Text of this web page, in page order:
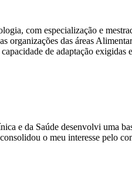
com especialização e
organizações das áreas
de adaptação
e da Saúde desenvolvi uma
o meu interesse pelo